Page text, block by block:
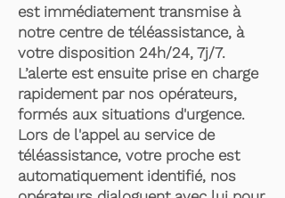
est immédiatement transmise à
notre centre de téléassistance, à
votre disposition 24h/24, 7j/7.
L’alerte est ensuite prise en charge
rapidement par nos opérateurs,
formés aux situations d'urgence.
Lors de l'appel au service de
téléassistance, votre proche est
automatiquement identifié, nos